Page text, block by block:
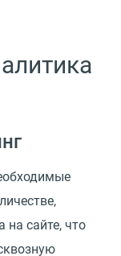
на сайте, что